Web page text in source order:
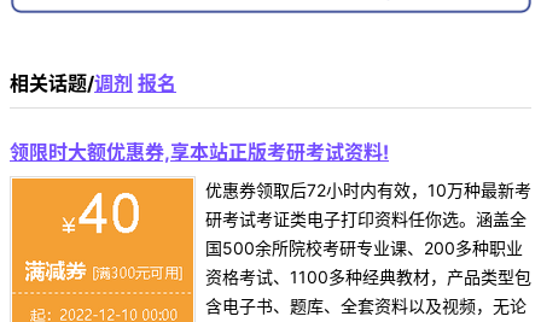
相关话题/调剂 报名
领限时大额优惠券,享本站正版考研考试资料!
优惠券领取后72小时内有效，10万种最新考
研考试考证类电子打印资料任你选。涵盖全
国500余所院校考研专业课、200多种职业
资格考试、1100多种经典教材，产品类型包
含电子书、题库、全套资料以及视频，无论